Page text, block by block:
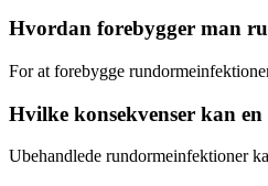
Hvordan forebygger man
For at forebygge
Hvilke konsekvenser kan
Ubehandlede rundormeinfektioner